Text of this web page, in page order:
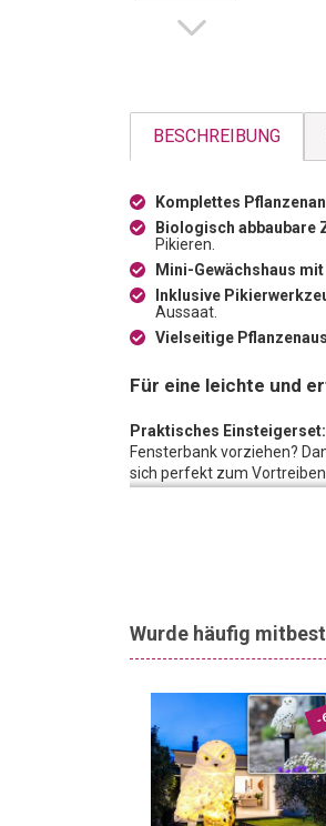
BESCHREIBUNG
Komplettes
Biologisch
Pikieren.
Mini-Gewächshaus mit
Inklusive
Aussaat.
Vielseitige
Für eine leichte und
Praktisches Einsteigerset:
Fensterbank vorziehen?
sich perfekt zum
Gärtnerprojekten.
Vielseitige
Kräutern über Blumen bis
Wurde häufig
-